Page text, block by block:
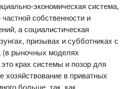
экономическая система,
собственности и
а социалистическая
призывах и субботниках с
рыночных моделях
крах системы и позор для
хозяйствование в приватных